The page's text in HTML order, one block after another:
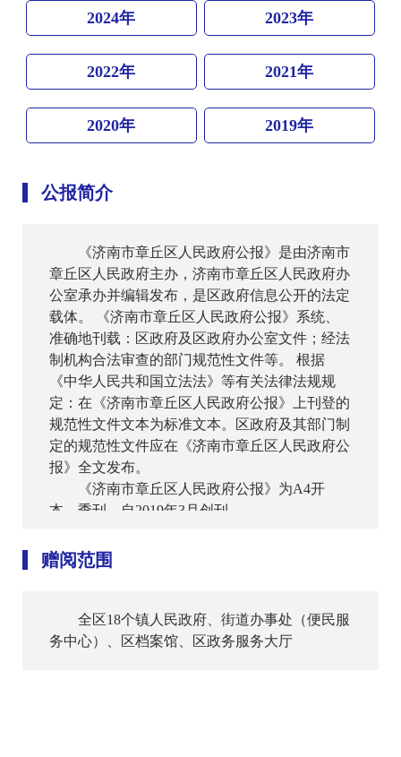
2024年 2023年
2022年 2021年
2020年 2019年
公报简介
《济南市章丘区人民政府公报》是由济南市
章丘区人民政府主办，济南市章丘区人民政府办
公室承办并编辑发布，是区政府信息公开的法定
载体。 《济南市章丘区人民政府公报》系统、
准确地刊载：区政府及区政府办公室文件；经法
制机构合法审查的部门规范性文件等。 根据
《中华人民共和国立法法》等有关法律法规规
定：在《济南市章丘区人民政府公报》上刊登的
规范性文件文本为标准文本。区政府及其部门制
定的规范性文件应在《济南市章丘区人民政府公
报》全文发布。
《济南市章丘区人民政府公报》为A4开
本，季刊，自2019年3月创刊。
赠阅范围
全区18个镇人民政府、街道办事处（便民服
务中心）、区档案馆、区政务服务大厅